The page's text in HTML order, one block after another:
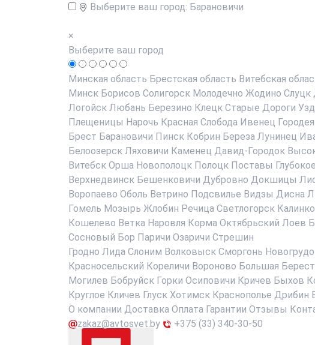
Выберите ваш город: Барановичи
×
Выберите ваш город
Минская область Брестская область Витебская
Минск Борисов Солигорск Молодечно Жодино Слуцк
Логойск Любань Березино Клецк Старые Дороги
Плещеницы Нарочь Красная Слобода Ивенец Городея
Брест Барановичи Пинск Кобрин Береза Лунинец
Белоозерск Ляховичи Каменец Давид-Городок
Витебск Орша Новополоцк Полоцк Поставы Глубокое
Верхнедвинск Бешенковичи Дубровно Докшицы
Воропаево Оболь Ветрино Подсвилье Видзы Дисна
Гомель Мозырь Жлобин Речица Светлогорск
Кошелево Ветка Наровля Корма Октябрьский Лоев
Сосновый Бор Паричи Озаричи Стрешин
Гродно Лида Слоним Волковыск Сморгонь
Красносельский Кореличи Вороново Большая
Могилев Бобруйск Горки Осиповичи Кричев Быхов
Круглое Кличев Глуск Хотимск Краснополье Дрибин
О компании Доставка Оплата Гарантии Отзывы
zakaz@avtosvet.by
+375 (33) 340-30-50